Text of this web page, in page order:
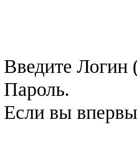
Введите Логин
Пароль.
Если вы